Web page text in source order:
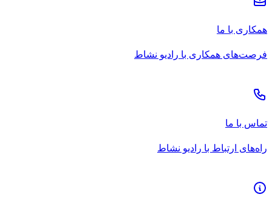
همکاری با ما
فرصت‌های همکاری با رادیو نشاط
تماس با ما
راه‌های ارتباط با رادیو نشاط